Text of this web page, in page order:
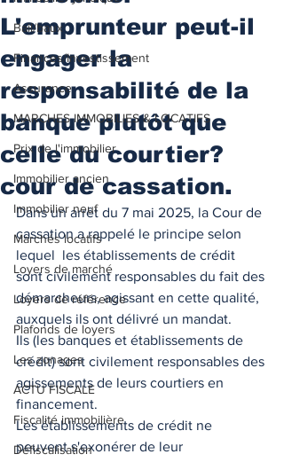
Bail/baux
Finances/Investissement
Assurance
MARCHES IMMOBILIES & LOCATIFS
Prix de l'immobilier
Immobilier ancien
Immobilier neuf
Marchés locatifs
Loyers de marché
Loyers de référence
Plafonds de loyers
Les zonages
ACTU FISCALE
Fiscalité immobilière
Défiscalisation
L'emprunteur peut-il
engager la
responsabilité de la
banque plutôt que
celle du courtier?
cour de cassation.
Dans un arrêt du 7 mai 2025, la Cour de
cassation a rappelé le principe selon
lequel  les établissements de crédit
sont civilement responsables du fait des
démarcheurs, agissant en cette qualité,
auxquels ils ont délivré un mandat.
Ils (les banques et établissements de
crédit) sont civilement responsables des
agissements de leurs courtiers en
financement.
Les établissements de crédit ne
peuvent s'exonérer de leur